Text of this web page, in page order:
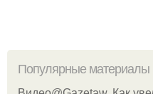
Популярные материалы